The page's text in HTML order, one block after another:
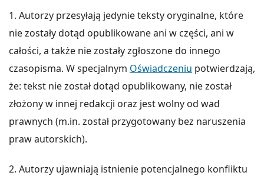
1. Autorzy przesyłają jedynie teksty oryginalne, które
nie zostały dotąd opublikowane ani w części, ani w
całości, a także nie zostały zgłoszone do innego
czasopisma. W specjalnym Oświadczeniu potwierdzają,
że: tekst nie został dotąd opublikowany, nie został
złożony w innej redakcji oraz jest wolny od wad
prawnych (m.in. został przygotowany bez naruszenia
praw autorskich).
2. Autorzy ujawniają istnienie potencjalnego konfliktu